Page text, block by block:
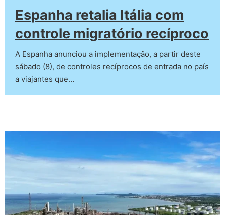
Espanha retalia Itália com
controle migratório recíproco
A Espanha anunciou a implementação, a partir deste
sábado (8), de controles recíprocos de entrada no país
a viajantes que…